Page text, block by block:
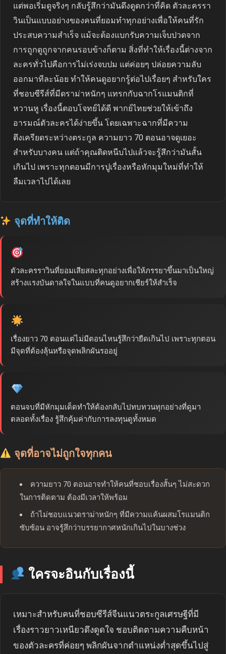
แต่พอเริ่มดูจริงๆ กลับรู้สึกว่ามันดึงดูดกว่าที่คิด ตัวละครรา
วินเป็นแบบอย่างของคนที่ยอมทำทุกอย่างเพื่อให้คนที่รัก
ประสบความสำเร็จ แม้จะต้องแบกรับความเจ็บปวดจาก
การถูกดูถูกจากคนรอบข้างก็ตาม สิ่งที่ทำให้เรื่องนี้ต่างจาก
ละครทั่วไปคือการไม่เร่งจบปม แต่ค่อยๆ ปล่อยความลับ
ออกมาทีละน้อย ทำให้คนดูอยากรู้ต่อไปเรื่อยๆ สำหรับใคร
ที่ชอบซีรีส์ที่มีดราม่าหนักๆ แทรกกับฉากโรแมนติกที่
หวานหู เรื่องนี้ตอบโจทย์ได้ดี พากย์ไทยช่วยให้เข้าถึง
อารมณ์ตัวละครได้ง่ายขึ้น โดยเฉพาะฉากที่มีความ
ตึงเครียดระหว่างตระกูล ความยาว 70 ตอนอาจดูเยอะ
สำหรับบางคน แต่ถ้าคุณติดหนีบไปแล้วจะรู้สึกว่ามันสั้น
เกินไป เพราะทุกตอนมีการปูเรื่องหรือหักมุมใหม่ที่ทำให้
ลืมเวลาไปได้เลย
จุดที่ทำให้ติด
ตัวละครราวินที่ยอมเสียสละทุกอย่างเพื่อให้ภรรยาขึ้นมาเป็นใหญ่
สร้างแรงบันดาลใจในแบบที่คนดูอยากเชียร์ให้สำเร็จ
เรื่องยาว 70 ตอนแต่ไม่มีตอนไหนรู้สึกว่ายืดเกินไป เพราะทุกตอน
มีจุดที่ต้องลุ้นหรือจุดพลิกผันรออยู่
ตอนจบที่มีหักมุมเด็ดทำให้ต้องกลับไปทบทวนทุกอย่างที่ดูมา
ตลอดทั้งเรื่อง รู้สึกคุ้มค่ากับการลงทุนดูทั้งหมด
จุดที่อาจไม่ถูกใจทุกคน
ความยาว 70 ตอนอาจทำให้คนที่ชอบเรื่องสั้นๆ ไม่สะดวก
ในการติดตาม ต้องมีเวลาให้พร้อม
ถ้าไม่ชอบแนวดราม่าหนักๆ ที่มีความแค้นผสมโรแมนติก
ซับซ้อน อาจรู้สึกว่าบรรยากาศหนักเกินไปในบางช่วง
ใครจะอินกับเรื่องนี้
เหมาะสำหรับคนที่ชอบซีรีส์จีนแนวตระกูลเศรษฐีที่มี
เรื่องราวยาวเหนียวดึงดูดใจ ชอบติดตามความคืบหน้า
ของตัวละครที่ค่อยๆ พลิกผันจากตำแหน่งต่ำสุดขึ้นไปสู่